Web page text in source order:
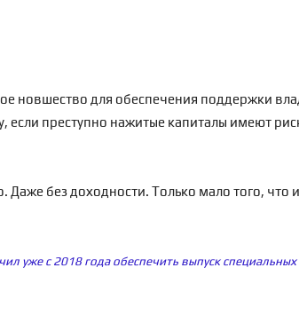
новшество для обеспечения поддержки
если преступно нажитые капиталы имеют
без доходности. Только мало того, что
уже с 2018 года обеспечить выпуск